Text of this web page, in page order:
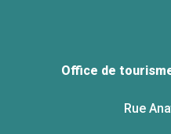
Office de
Rue